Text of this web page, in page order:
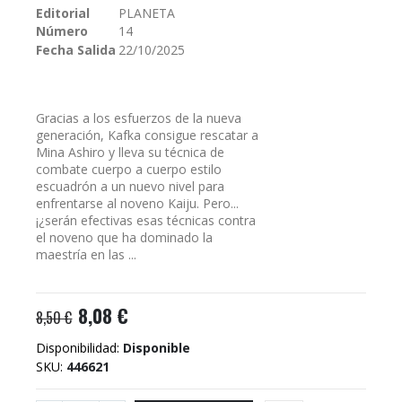
galería
imágenes
Editorial
PLANETA
Número
14
Fecha Salida 22/10/2025
Gracias a los esfuerzos de la nueva
generación, Kafka consigue rescatar a
Mina Ashiro y lleva su técnica de
combate cuerpo a cuerpo estilo
escuadrón a un nuevo nivel para
enfrentarse al noveno Kaiju. Pero...
¡¿serán efectivas esas técnicas contra
el noveno que ha dominado la
maestría en las ...
8,50 € 8,08 €
Disponibilidad: Disponible
SKU 446621